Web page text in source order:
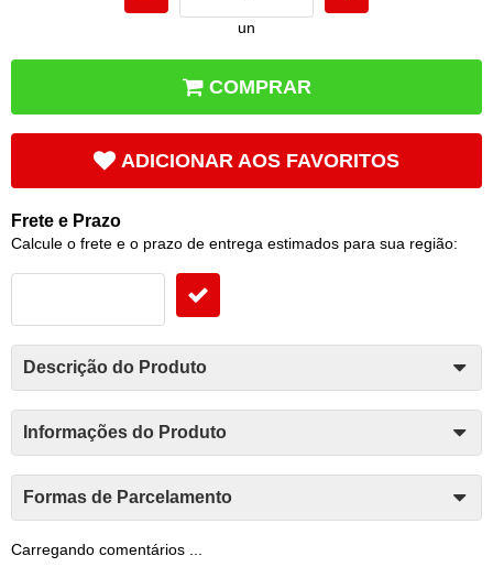
un
COMPRAR
ADICIONAR AOS FAVORITOS
Frete e Prazo
Calcule o frete e o prazo de entrega estimados para sua região:
Descrição do Produto
Informações do Produto
Formas de Parcelamento
Carregando comentários ...